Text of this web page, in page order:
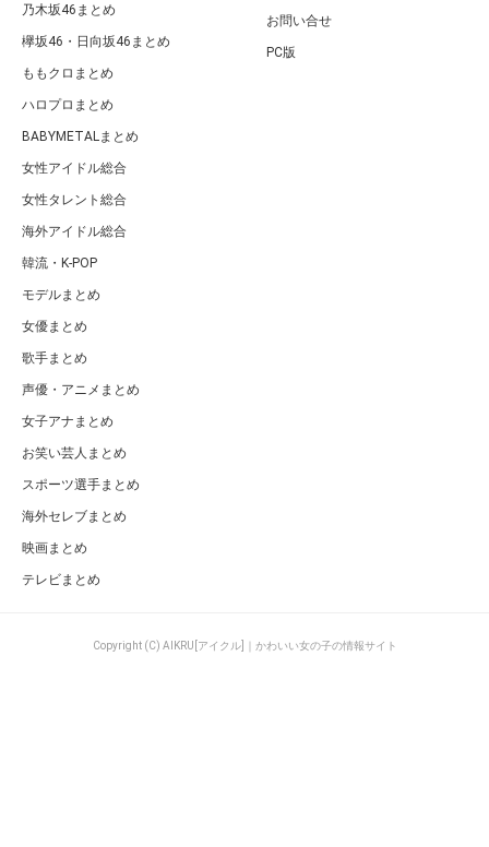
乃木坂46まとめ
欅坂46・日向坂46まとめ
ももクロまとめ
ハロプロまとめ
BABYMETALまとめ
女性アイドル総合
女性タレント総合
海外アイドル総合
韓流・K-POP
モデルまとめ
女優まとめ
歌手まとめ
声優・アニメまとめ
女子アナまとめ
お笑い芸人まとめ
スポーツ選手まとめ
海外セレブまとめ
映画まとめ
テレビまとめ
お問い合せ
PC版
Copyright (C) AIKRU[アイクル]｜かわいい女の子の情報サイト